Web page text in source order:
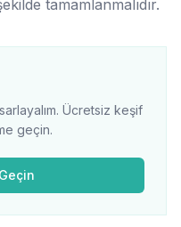
tamamlanmalıdır.
Ücretsiz keşif
geçin.